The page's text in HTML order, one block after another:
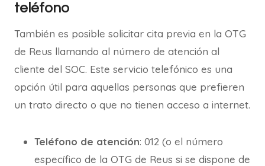
teléfono
También es posible solicitar cita previa en la OTG
de Reus llamando al número de atención al
cliente del SOC. Este servicio telefónico es una
opción útil para aquellas personas que prefieren
un trato directo o que no tienen acceso a internet.
Teléfono de atención: 012 (o el número
específico de la OTG de Reus si se dispone de